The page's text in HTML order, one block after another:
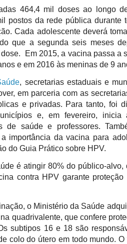
464,4 mil doses ao longo
postos da rede pública durante
Cada adolescente deverá
que a segunda seis meses
Em 2015, a vacina passa a
e em 2016 às meninas de 9
, secretarias estaduais e
em parceria com as
e privadas. Para tanto, foi
e, em fevereiro, inicia
de saúde e professores.
importância da vacina para
do Guia Prático sobre HPV.
é atingir 80% do público-alvo,
contra HPV garante
o Ministério da Saúde
quadrivalente, que confere
subtipos 16 e 18 são
colo do útero em todo mundo.